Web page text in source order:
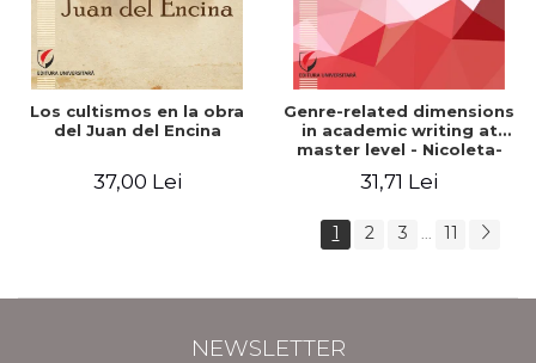
Los cultismos en la obra
del Juan del Encina
37,00 Lei
Genre-related dimensions
in academic writing at
master level - Nicoleta-
31,71 Lei
1 2 3 ... 11
NEWSLETTER